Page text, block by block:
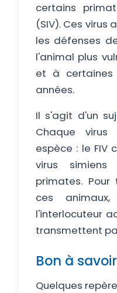
certains
(SIV). Ces
les défenses
l'animal plus
et à
années.
Il s'agit d'un
Chaque
espèce : le FIV
virus simiens
primates.
ces
l'interlocuteur
transmettent
Bon à savoir
Quelques